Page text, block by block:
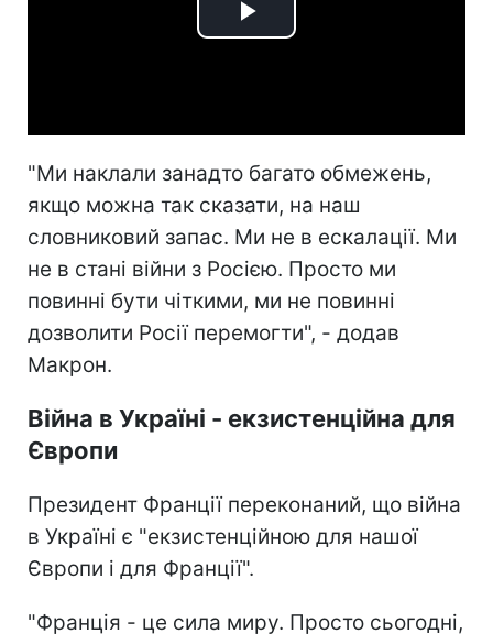
Play
"Ми наклали занадто багато обмежень,
якщо можна так сказати, на наш
словниковий запас. Ми не в ескалації. Ми
не в стані війни з Росією. Просто ми
повинні бути чіткими, ми не повинні
дозволити Росії перемогти", - додав
Макрон.
Війна в Україні - екзистенційна для
Європи
Президент Франції переконаний, що війна
в Україні є "екзистенційною для нашої
Європи і для Франції".
"Франція - це сила миру. Просто сьогодні,